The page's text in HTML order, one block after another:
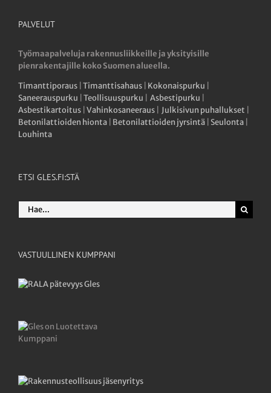
PALVELUT
Työmaapalveluja rakennusliikkeille ja yksityisille
pienrakentajille koko Suomen alueella.
Timanttiporaus Timanttisahaus Kokonaispurku
Saneerauspurku Teollisuuspurku Asbestipurku
Asbestikartoitus Vahinkosaneeraus Julkisivun puhallukset
Betonilattioiden hionta Betonilattioiden jyrsintä Seulonta
Louhinta
ETSI GLES.FI:STÄ
Etsi
...
VASTUULLINEN KUMPPANI